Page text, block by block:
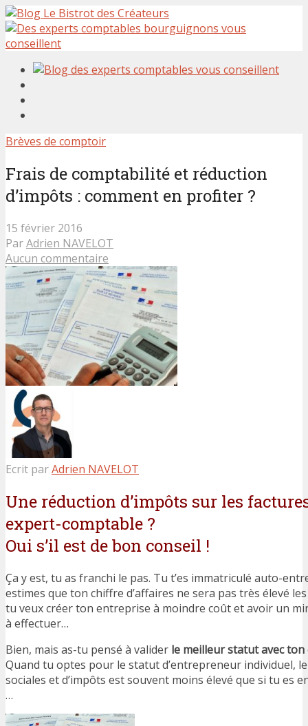
Brèves de comptoir
Frais de comptabilité et réduction
d’impôts : comment en profiter ?
15 février 2016
ParAdrien NAVELOT
Aucun commentaire
Ecrit parAdrien NAVELOT
Une réduction d’impôts sur les
expert-comptable ?
Oui s’il est de bon conseil !
Ça y est, tu as franchi le pas. Tu t’es immatriculé auto-
estimes que ton chiffre d’affaires ne sera pas très élevé
tu veux créer ton entreprise à moindre coût et avoir un
à effectuer…
Bien, mais as-tu pensé à valider le meilleur statut avec
Quand tu optes pour le statut d’entrepreneur individuel,
sociales et d’impôts est souvent moins élevé que si tu es
…